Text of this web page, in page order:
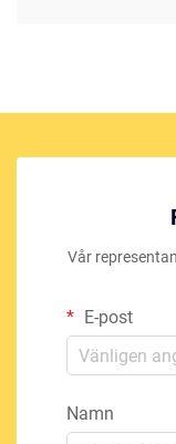
Vår
E-post
Namn